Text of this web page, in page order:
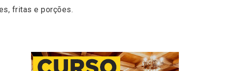
fritas e porções.